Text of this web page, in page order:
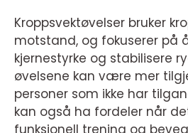
Kroppsvektøvelser bruker
motstand, og fokuserer på
kjernestyrke og stabilisere
øvelsene kan være mer
personer som ikke har
kan også ha fordeler når
funksjonell trening og